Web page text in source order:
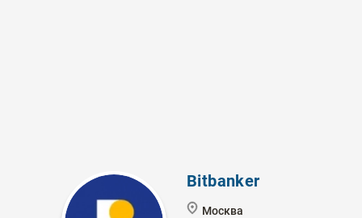
Bitbanker
Москва